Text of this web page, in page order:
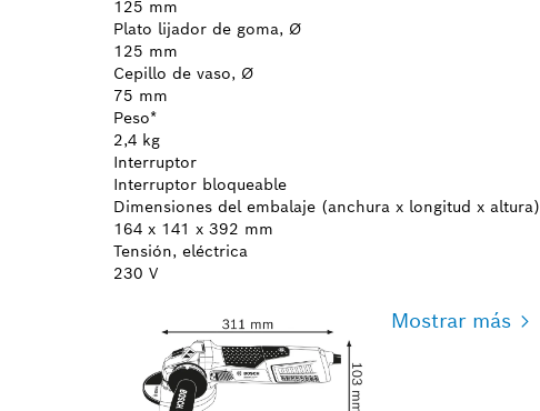
125 mm
Plato lijador de goma, Ø
125 mm
Cepillo de vaso, Ø
75 mm
Peso*
2,4 kg
Interruptor
Interruptor bloqueable
Dimensiones del embalaje (anchura x longitud x altura)
164 x 141 x 392 mm
Tensión, eléctrica
230 V
Mostrar más